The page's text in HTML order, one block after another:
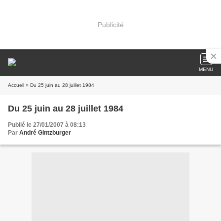
Publicité
MENU
Accueil » Du 25 juin au 28 juillet 1984
Du 25 juin au 28 juillet 1984
Publié le 27/01/2007 à 08:13
Par André Gintzburger